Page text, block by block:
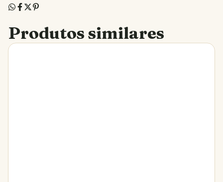
Produtos similares